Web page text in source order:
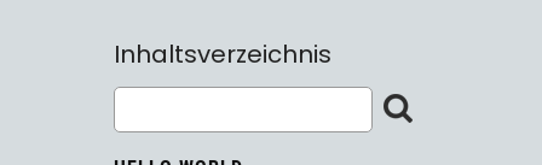
Inhaltsverzeichnis